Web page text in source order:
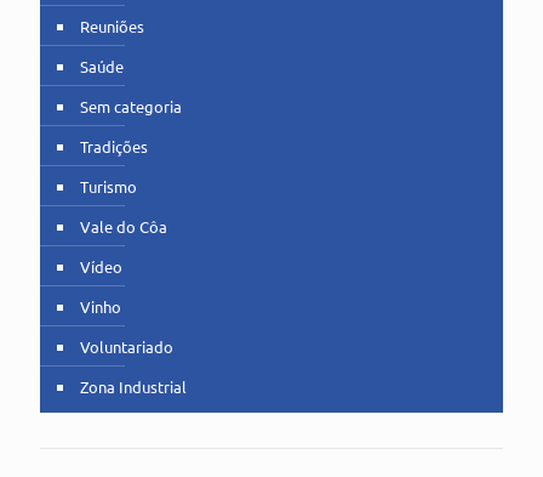
Reuniões
Saúde
Sem categoria
Tradições
Turismo
Vale do Côa
Vídeo
Vinho
Voluntariado
Zona Industrial